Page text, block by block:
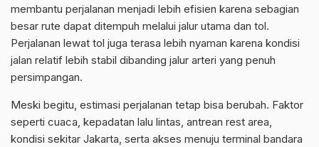
membantu perjalanan menjadi lebih efisien karena sebagian
besar rute dapat ditempuh melalui jalur utama dan tol.
Perjalanan lewat tol juga terasa lebih nyaman karena kondisi
jalan relatif lebih stabil dibanding jalur arteri yang penuh
persimpangan.
Meski begitu, estimasi perjalanan tetap bisa berubah. Faktor
seperti cuaca, kepadatan lalu lintas, antrean rest area,
kondisi sekitar Jakarta, serta akses menuju terminal bandara